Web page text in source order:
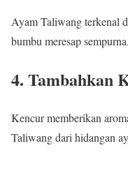
Ayam Taliwang terkenal
bumbu meresap sempurna.
4. Tambahkan
Kencur memberikan
Taliwang dari hidangan